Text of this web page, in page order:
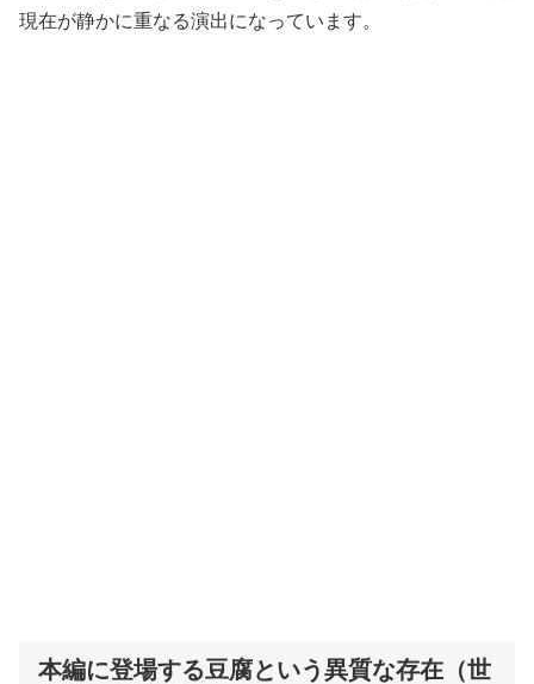
現在が静かに重なる演出になっています。
本編に登場する豆腐という異質な存在（世